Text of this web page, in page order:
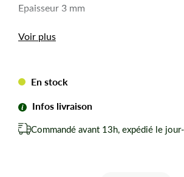
Epaisseur 3 mm
Voir plus
En stock
Infos livraison
Commandé avant 13h, expédié le